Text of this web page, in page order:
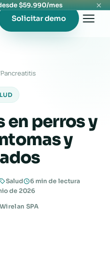
$59.990/mes
Solicitar demo
Pancreatitis
en perros y
y
Salud
6 min de lectura
de 2026
SPA